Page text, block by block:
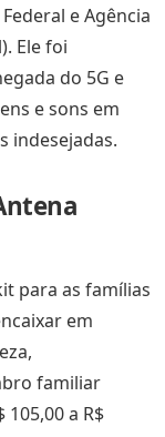
e Agência
Ele foi
do 5G e
e sons em
indesejadas.
para as famílias
em
familiar
a R$